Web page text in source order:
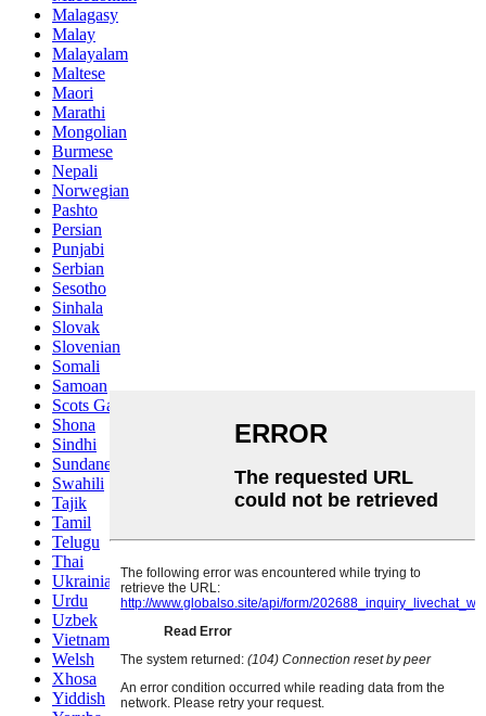
Malagasy
Malay
Malayalam
Maltese
Maori
Marathi
Mongolian
Burmese
Nepali
Norwegian
Pashto
Persian
Punjabi
Serbian
Sesotho
Sinhala
Slovak
Slovenian
Somali
Samoan
Scots Gaelic
Shona
Sindhi
Sundanese
Swahili
Tajik
Tamil
Telugu
Thai
Ukrainian
Urdu
Uzbek
Vietnamese
Welsh
Xhosa
Yiddish